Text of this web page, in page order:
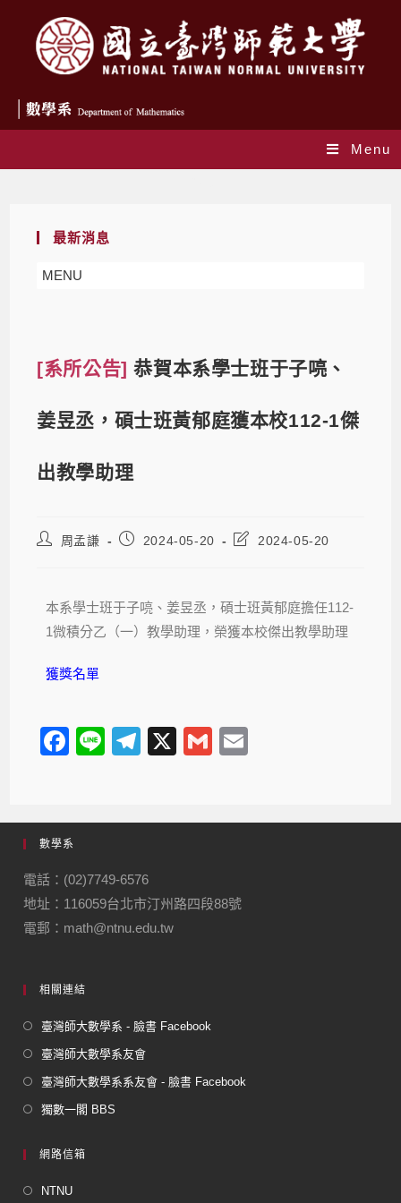
Menu
最新消息
MENU
[系所公告]恭賀本系學士班于子喨、
姜昱丞，碩士班黃郁庭獲本校112-1傑
出教學助理
周孟謙 2024-05-20 2024-05-20
本系學士班于子喨、姜昱丞，碩士班黃郁庭擔任112-
1微積分乙（一）教學助理，榮獲本校傑出教學助理
獲獎名單
F
e
b
o
o
k
Li
T
gr
m
X
G
數學系
電話：(02)7749-6576
地址：116059台北市汀州路四段88號
電郵：math@ntnu.edu.tw
相關連結
臺灣師大數學系 - 臉書 Facebook
臺灣師大數學系友會
臺灣師大數學系系友會 - 臉書 Facebook
獨數一閣 BBS
網路信箱
NTNU